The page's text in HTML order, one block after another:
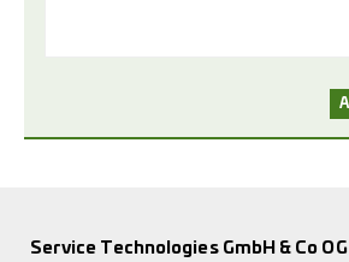
Service Technologies GmbH & Co OG